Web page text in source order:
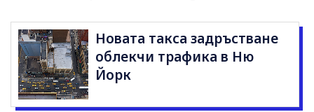
Новата такса задръстване
облекчи трафика в Ню
Йорк